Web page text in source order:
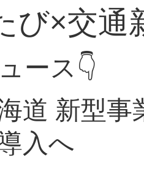
び×交通
ース👇
道 新型
入へ